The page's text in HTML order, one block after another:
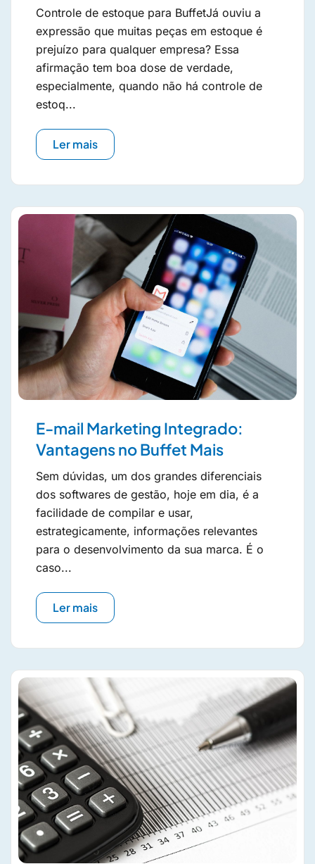
Controle de estoque para BuffetJá ouviu a
expressão que muitas peças em estoque é
prejuízo para qualquer empresa? Essa
afirmação tem boa dose de verdade,
especialmente, quando não há controle de
estoq...
Ler mais
E-mail Marketing Integrado:
Vantagens no Buffet Mais
Sem dúvidas, um dos grandes diferenciais
dos softwares de gestão, hoje em dia, é a
facilidade de compilar e usar,
estrategicamente, informações relevantes
para o desenvolvimento da sua marca. É o
caso...
Ler mais